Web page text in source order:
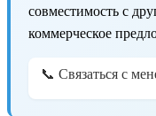
совместимость с
коммерческое
📞 Связаться с